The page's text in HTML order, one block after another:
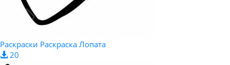
Раскраски Раскраска Лопата
20